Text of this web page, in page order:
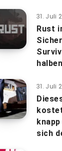
31. Juli
Rust
31. Juli
sich